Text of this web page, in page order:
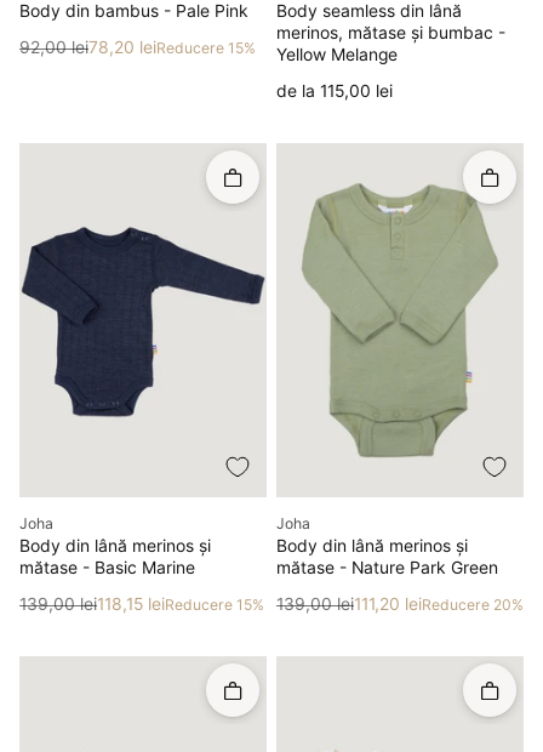
Body din bambus - Pale Pink
Preț
92,00 lei
Preț redus78,20 leiReducere 15%
Body seamless din lână
merinos, mătase și bumbac -
Yellow Melange
Preț
de la 115,00 lei
Body din lână merinos și
mătase - Basic Marine
Rapid în coș
Producător
Joha
Preț
139,00 lei
Preț redus118,15 leiReducere 15%
Body din lână merinos și
mătase - Nature Park Green
Rapid
Producător
Joha
Preț
139,00 lei
Preț redus111,20 leiReducere 20%
Rapid în coș Rapid